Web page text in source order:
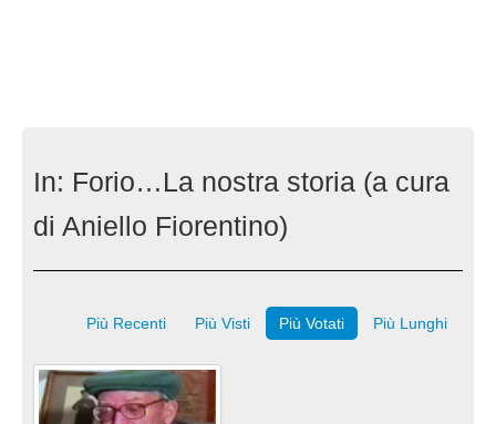
In: Forio…La nostra storia (a cura
di Aniello Fiorentino)
Più Recenti Più Visti Più Votati Più Lunghi